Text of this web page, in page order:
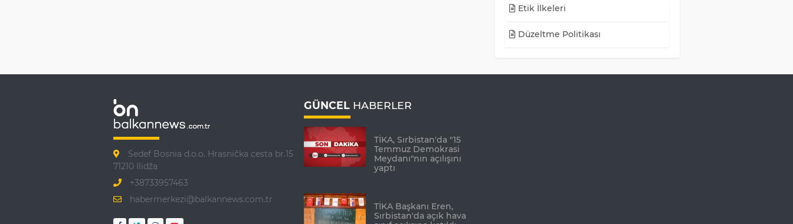
Etik İlkeleri
Düzeltme Politikası
Sedef Bosnia d.o.o. Hrasnička cesta br.15
71210 Ilidža
+38733957463
habermerkezi@balkannews.com.tr
GÜNCEL HABERLER
TİKA, Sırbistan'da "15
Temmuz Demokrasi
Meydanı"nın açılışını
yaptı
TİKA Başkanı Eren,
Sırbistan'da açık hava